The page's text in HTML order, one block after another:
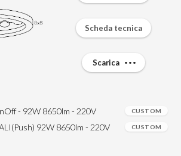
- 92W 8650lm - 220V CUSTOM
92W 8650lm - 220V CUSTOM
Scheda tecnica
Scarica